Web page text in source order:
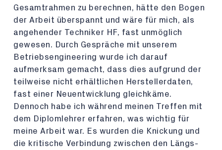
Gesamtrahmen zu berechnen, hätte den Bogen
der Arbeit überspannt und wäre für mich, als
angehender Techniker HF, fast unmöglich
gewesen. Durch Gespräche mit unserem
Betriebsengineering wurde ich darauf
aufmerksam gemacht, dass dies aufgrund der
teilweise nicht erhältlichen Herstellerdaten,
fast einer Neuentwicklung gleichkäme.
Dennoch habe ich während meinen Treffen mit
dem Diplomlehrer erfahren, was wichtig für
meine Arbeit war. Es wurden die Knickung und
die kritische Verbindung zwischen den Längs-